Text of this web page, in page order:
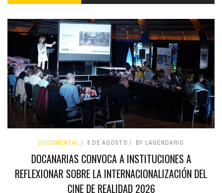
DOCUMENTAL 6 DE AGOSTO BY LAGENDARIO
DOCANARIAS CONVOCA A INSTITUCIONES A
REFLEXIONAR SOBRE LA INTERNACIONALIZACIÓN DEL
CINE DE REALIDAD 2026